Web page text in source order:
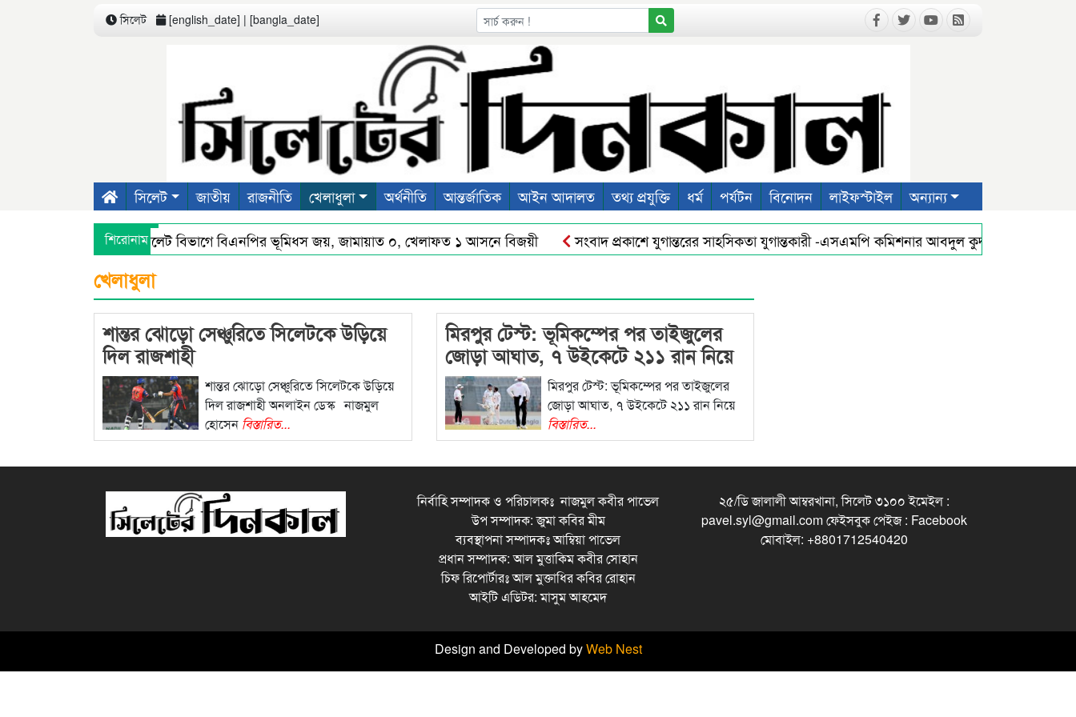
সিলেট [english_date] | [bangla_date]
সিলেট জাতীয় রাজনীতি খেলাধুলা অর্থনীতি আন্তর্জাতিক আইন আদালত তথ্য প্রযুক্তি ধর্ম পর্যটন বিনোদন লাইফস্টাইল অন্যান্য
শিরোনামসিলেট বিভাগে বিএনপির ভূমিধস জয়, জামায়াত ০, খেলাফত ১ আসনে বিজয়ী
সংবাদ প্রকাশে যুগান্তরের সাহসিকতা যুগান্তকারী -এসএমপি কমিশনার আবদুল কুদ্দুছ চৌধুরী পিপিএম
খেলাধুলা
শান্তর ঝোড়ো সেঞ্চুরিতে সিলেটকে উড়িয়ে
দিল রাজশাহী
শান্তর ঝোড়ো সেঞ্চুরিতে সিলেটকে উড়িয়ে
দিল রাজশাহী অনলাইন ডেস্ক নাজমুল
হোসেন বিস্তারিত...
মিরপুর টেস্ট: ভূমিকম্পের পর তাইজুলের
জোড়া আঘাত, ৭ উইকেটে ২১১ রান নিয়ে
লাঞ্চে আয়ারল্যান্ডমিরপুর টেস্ট: ভূমিকম্পের পর তাইজুলের
জোড়া আঘাত, ৭ উইকেটে ২১১ রান নিয়ে
বিস্তারিত...
নির্বাহি সম্পাদক ও পরিচালকঃ নাজমুল কবীর পাভেল
উপ সম্পাদক: জুমা কবির মীম
ব্যবস্থাপনা সম্পাদকঃ আম্বিয়া পাভেল
প্রধান সম্পাদক: আল মুত্তাকিম কবীর সোহান
চিফ রিপোর্টারঃ আল মুক্তাধির কবির রোহান
আইটি এডিটর: মাসুম আহমেদ
২৫/ডি জালালী আম্বরখানা, সিলেট ৩১০০ ইমেইল :
pavel.syl@gmail.com ফেইসবুক পেইজ : Facebook
মোবাইল: +8801712540420
Design and Developed byWeb Nest